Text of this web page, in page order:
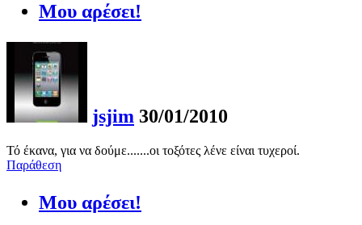
Μου αρέσει!
jsjim 30/01/2010
Τό έκανα, για να δούμε.......οι τοξότες λένε είναι τυχεροί.
Παράθεση
Μου αρέσει!